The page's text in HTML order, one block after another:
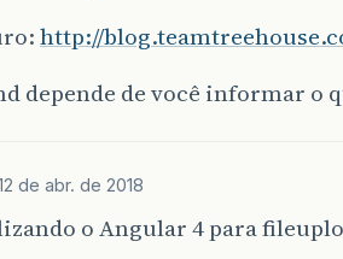
http://
depende de você informar o
de abr. de 2018
o Angular 4 para